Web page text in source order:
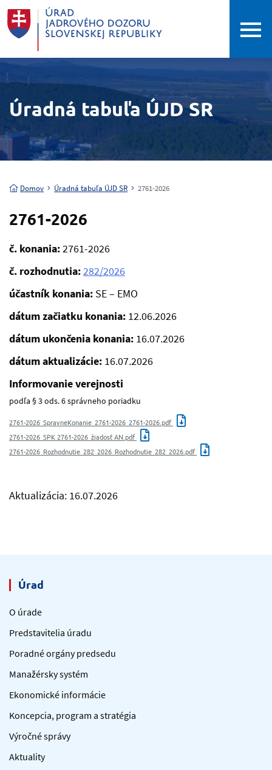
Úradná tabuľa ÚJD SR
Domov Úradná tabuľa ÚJD SR 2761-2026
2761-2026
č. konania:2761-2026
č. rozhodnutia:282/2026
účastník konania: SE – EMO
dátum začiatku konania: 12.06.2026
dátum ukončenia konania: 16.07.2026
dátum aktualizácie: 16.07.2026
Informovanie verejnosti
podľa § 3 ods. 6 správneho poriadku
2761-2026_SpravneKonanie_2761-2026_2761-2026.pdf
2761-2026_SPK 2761-2026_žiadosť AN.pdf
2761-2026_Rozhodnutie_282_2026_Rozhodnutie_282_2026.pdf
Aktualizácia: 16.07.2026
Úrad
O úrade
Predstavitelia úradu
Poradné orgány predsedu
Manažérsky systém
Ekonomické informácie
Koncepcia, program a stratégia
Výročné správy
Aktuality